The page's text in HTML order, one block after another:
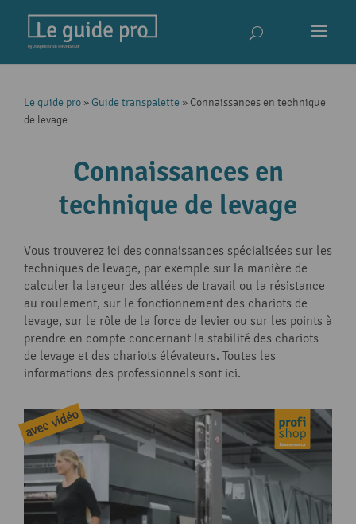
Le guide pro » Guide transpalette » Connaissances en technique
de levage
Connaissances en
technique de levage
Vous trouverez ici des connaissances spécialisées sur les
techniques de levage, par exemple sur la manière de
calculer la largeur des allées de travail ou la résistance
au roulement, sur le fonctionnement des chariots de
levage, sur le rôle de la force de levier ou sur les points à
prendre en compte concernant la stabilité des chariots
de levage et des chariots élévateurs. Toutes les
informations des professionnels sont ici.